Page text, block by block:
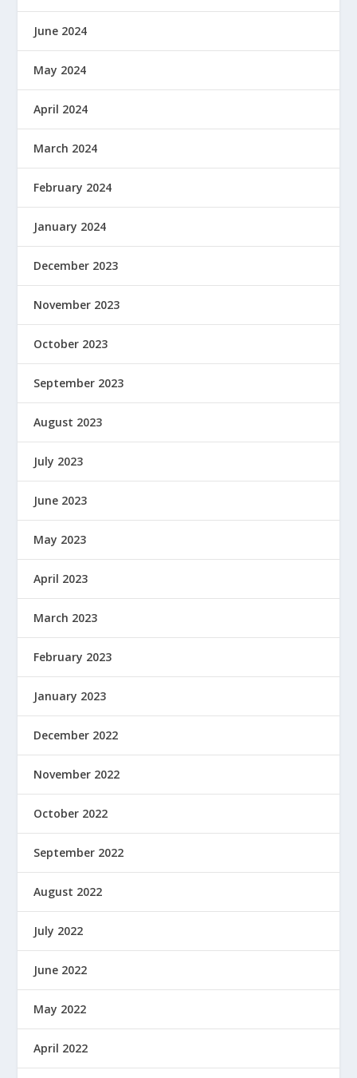
June 2024
May 2024
April 2024
March 2024
February 2024
January 2024
December 2023
November 2023
October 2023
September 2023
August 2023
July 2023
June 2023
May 2023
April 2023
March 2023
February 2023
January 2023
December 2022
November 2022
October 2022
September 2022
August 2022
July 2022
June 2022
May 2022
April 2022